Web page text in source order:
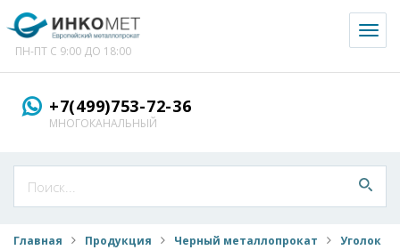
ПН-ПТ С 9:00 ДО 18:00
+7(499)753-72-36
МНОГОКАНАЛЬНЫЙ
Главная Продукция Черный металлопрокат
Уголок